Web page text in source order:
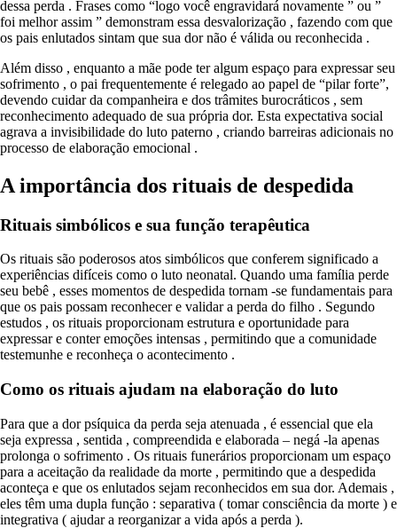
dessa perda . Frases como “logo você engravidará novamente ” ou ”
foi melhor assim ” demonstram essa desvalorização , fazendo com que
os pais enlutados sintam que sua dor não é válida ou reconhecida .
Além disso , enquanto a mãe pode ter algum espaço para expressar seu
sofrimento , o pai frequentemente é relegado ao papel de “pilar forte”,
devendo cuidar da companheira e dos trâmites burocráticos , sem
reconhecimento adequado de sua própria dor. Esta expectativa social
agrava a invisibilidade do luto paterno , criando barreiras adicionais no
processo de elaboração emocional .
A importância dos rituais de despedida
Rituais simbólicos e sua função terapêutica
Os rituais são poderosos atos simbólicos que conferem significado a
experiências difíceis como o luto neonatal. Quando uma família perde
seu bebê , esses momentos de despedida tornam -se fundamentais para
que os pais possam reconhecer e validar a perda do filho . Segundo
estudos , os rituais proporcionam estrutura e oportunidade para
expressar e conter emoções intensas , permitindo que a comunidade
testemunhe e reconheça o acontecimento .
Como os rituais ajudam na elaboração do luto
Para que a dor psíquica da perda seja atenuada , é essencial que ela
seja expressa , sentida , compreendida e elaborada – negá -la apenas
prolonga o sofrimento . Os rituais funerários proporcionam um espaço
para a aceitação da realidade da morte , permitindo que a despedida
aconteça e que os enlutados sejam reconhecidos em sua dor. Ademais ,
eles têm uma dupla função : separativa ( tomar consciência da morte ) e
integrativa ( ajudar a reorganizar a vida após a perda ).